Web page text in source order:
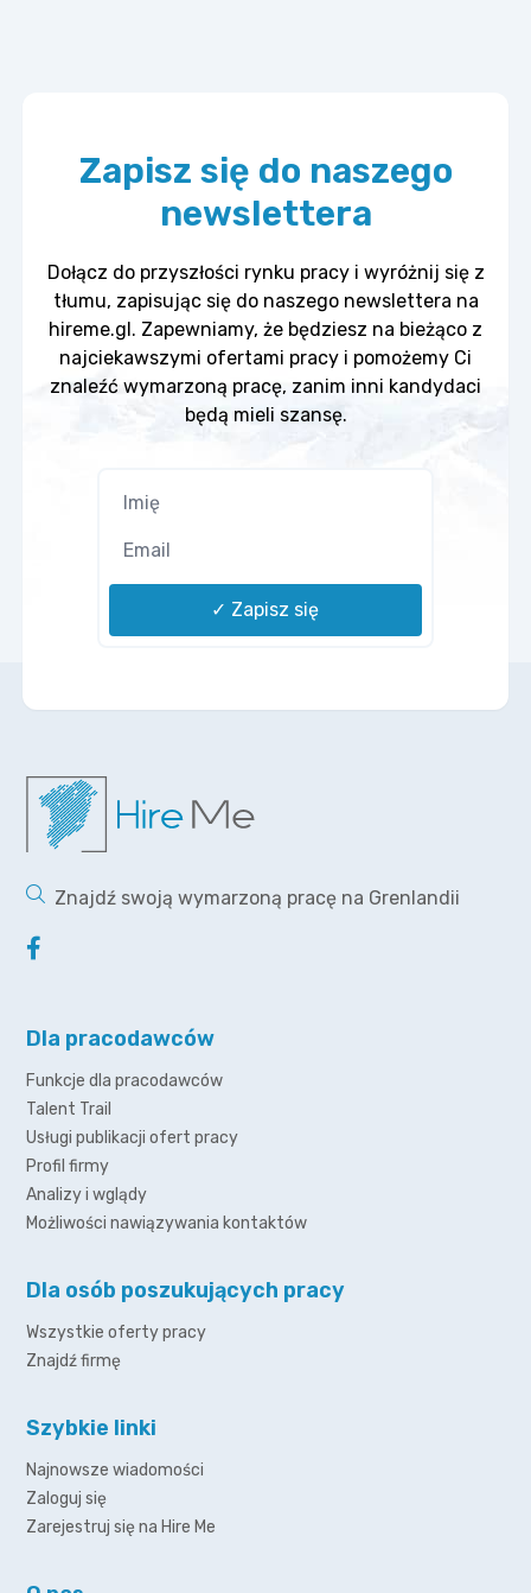
Zapisz się do naszego
newslettera
Dołącz do przyszłości rynku pracy i wyróżnij się z
tłumu, zapisując się do naszego newslettera na
hireme.gl. Zapewniamy, że będziesz na bieżąco z
najciekawszymi ofertami pracy i pomożemy Ci
znaleźć wymarzoną pracę, zanim inni kandydaci
będą mieli szansę.
✓ Zapisz się
Znajdź swoją wymarzoną pracę na Grenlandii
Dla pracodawców
Funkcje dla pracodawców
Talent Trail
Usługi publikacji ofert pracy
Profil firmy
Analizy i wglądy
Możliwości nawiązywania kontaktów
Dla osób poszukujących pracy
Wszystkie oferty pracy
Znajdź firmę
Szybkie linki
Najnowsze wiadomości
Zaloguj się
Zarejestruj się na Hire Me